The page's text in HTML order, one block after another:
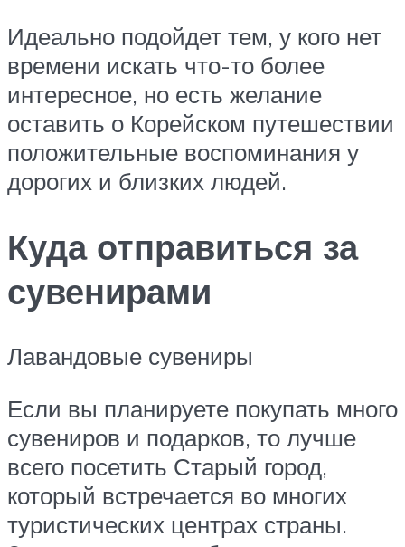
Идеально подойдет тем, у кого нет
времени искать что-то более
интересное, но есть желание
оставить о Корейском путешествии
положительные воспоминания у
дорогих и близких людей.
Куда отправиться за
сувенирами
Лавандовые сувениры
Если вы планируете покупать много
сувениров и подарков, то лучше
всего посетить Старый город,
который встречается во многих
туристических центрах страны.